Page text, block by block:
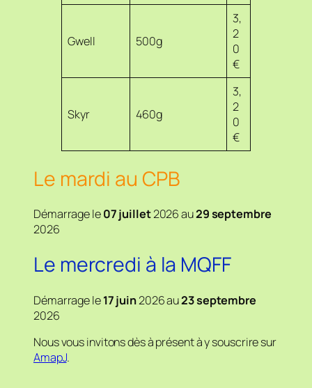
Gwell 500g
3,
2
0
€
Skyr 460g
3,
2
0
€
Le mardi au CPB
Démarrage le07 juillet2026 au29 septembre
2026
Le mercredi à la MQFF
Démarrage le17 juin2026 au23 septembre
2026
Nous vous invitons dès à présent à y souscrire sur
AmapJ.